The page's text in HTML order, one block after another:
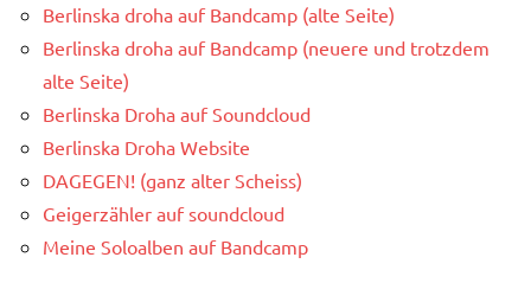
Berlinska droha auf Bandcamp (alte Seite)
Berlinska droha auf Bandcamp (neuere und trotzdem
alte Seite)
Berlinska Droha auf Soundcloud
Berlinska Droha Website
DAGEGEN! (ganz alter Scheiss)
Geigerzähler auf soundcloud
Meine Soloalben auf Bandcamp